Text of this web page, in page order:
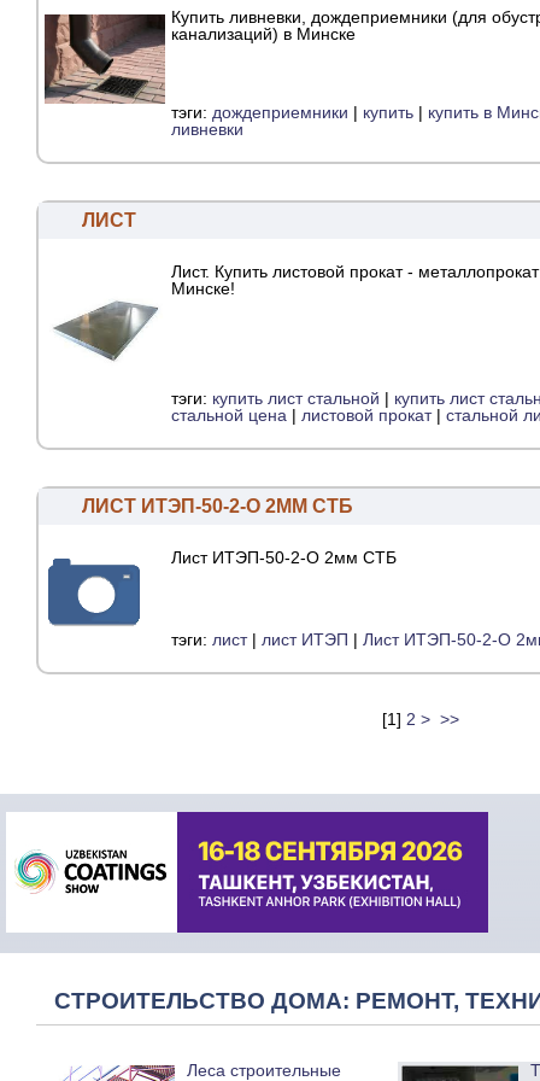
Купить ливневки, дождеприемники (для
канализаций) в Минске
тэги: дождеприемники | купить | купить в
ливневки
ЛИСТ
Лист. Купить листовой прокат -
Минске!
тэги: купить лист стальной | купить лист
стальной цена | листовой прокат| стальной
ЛИСТ ИТЭП-50-2-О 2ММ СТБ
Лист ИТЭП-50-2-О 2мм СТБ
тэги: лист| лист ИТЭП | Лист ИТЭП-50-2-О
[1] 2 > >>
СТРОИТЕЛЬСТВО ДОМА: РЕМОНТ,
Леса строительные